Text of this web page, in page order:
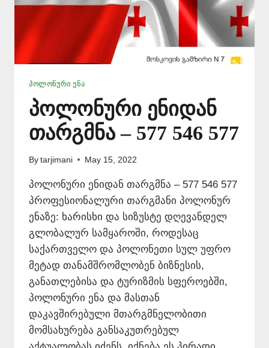
ᲞᲝᲚᲝᲜᲣᲠᲘ ᲔᲜᲐ
პოლონური ენიდან
თარგმნა – 577 546 577
By tarjimani May 15, 2022
პოლონური ენიდან თარგმნა – 577 546 577
პროფესიონალური თარგმანი პოლონურ
ენაზე: ხარისხი და სიზუსტე დღევანდელ
გლობალურ სამყაროში, როდესაც
საქართველო და პოლონეთი სულ უფრო
მეტად თანამშრომლობენ ბიზნესის,
განათლებისა და ტურიზმის სფეროებში,
პოლონური ენა და მასთან
დაკავშირებული მთარგმნელობითი
მომსახურება განსაკუთრებულ